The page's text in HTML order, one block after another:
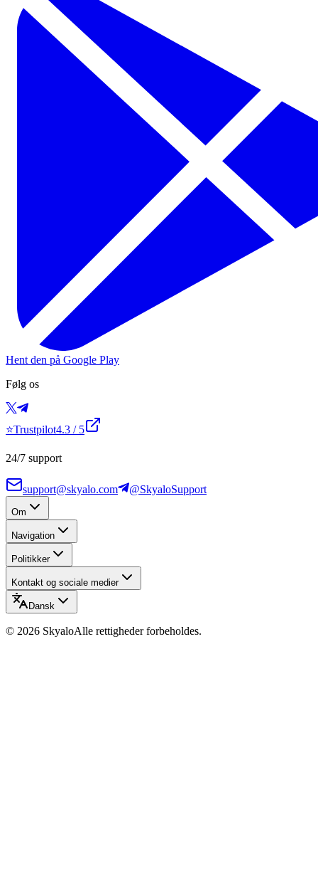
Hent den på Google Play
Følg os
⭐Trustpilot4.3 / 5
24/7 support
support@skyalo.com @SkyaloSupport
Om
Navigation
Politikker
Kontakt og sociale medier
Dansk
© 2026 SkyaloAlle rettigheder forbeholdes.